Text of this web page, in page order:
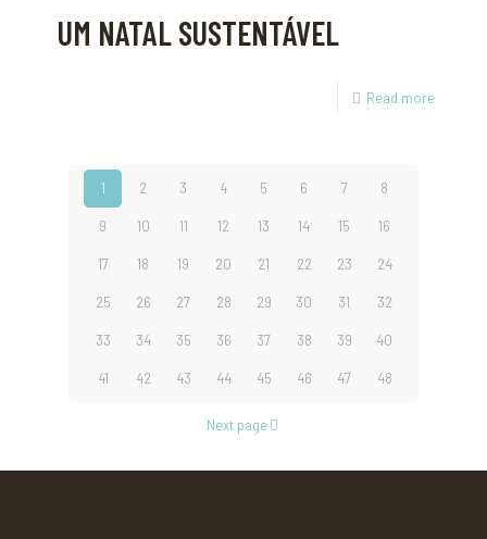
UM NATAL SUSTENTÁVEL
Read more
1 2 3 4 5 6 7 8
9 10 11 12 13 14 15 16
17 18 19 20 21 22 23 24
25 26 27 28 29 30 31 32
33 34 35 36 37 38 39 40
41 42 43 44 45 46 47 48
Next page